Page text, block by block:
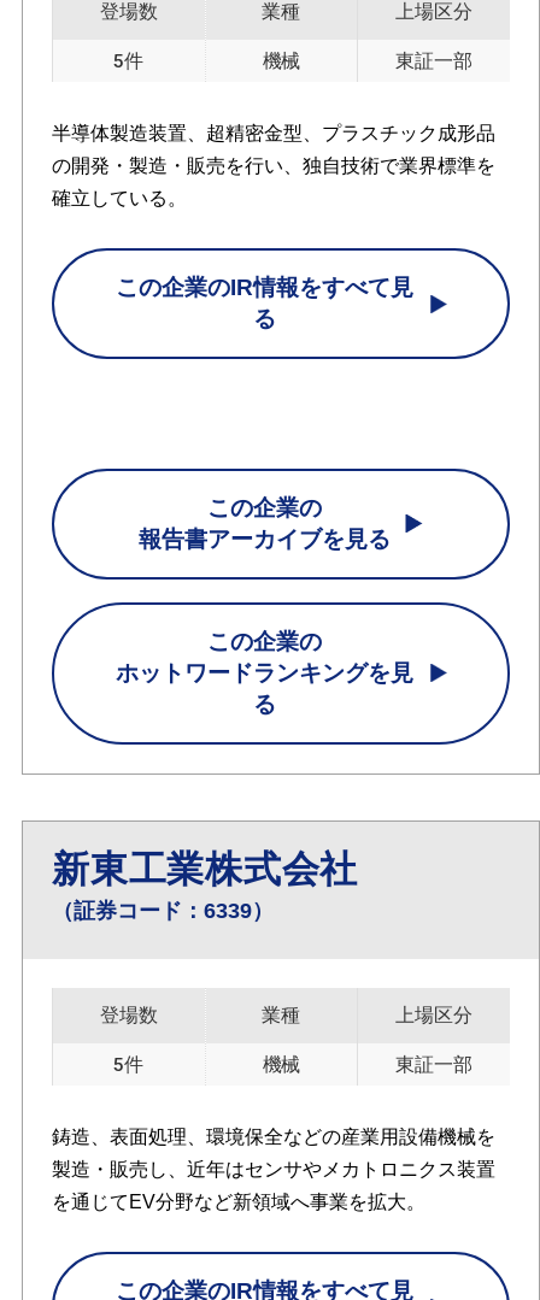
登場数
5件
業種
機械
上場区分
東証一部
半導体製造装置、超精密金型、プラスチック成形品
の開発・製造・販売を行い、独自技術で業界標準を
確立している。
この企業のIR情報をすべて見
る
この企業の
報告書アーカイブを見る
この企業の
ホットワードランキングを見
る
新東工業株式会社
（証券コード：6339）
登場数
5件
業種
機械
上場区分
東証一部
鋳造、表面処理、環境保全などの産業用設備機械を
製造・販売し、近年はセンサやメカトロニクス装置
を通じてEV分野など新領域へ事業を拡大。
この企業のIR情報をすべて見